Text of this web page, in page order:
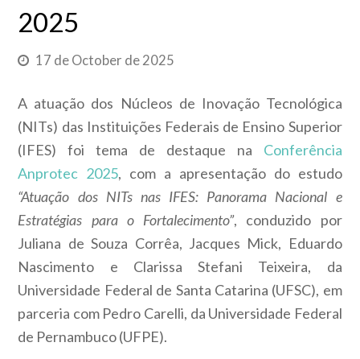
2025
17 de October de 2025
A atuação dos Núcleos de Inovação Tecnológica
(NITs) das Instituições Federais de Ensino Superior
(IFES) foi tema de destaque na Conferência
Anprotec 2025, com a apresentação do estudo
“Atuação dos NITs nas IFES: Panorama Nacional e
Estratégias para o Fortalecimento”, conduzido por
Juliana de Souza Corrêa, Jacques Mick, Eduardo
Nascimento e Clarissa Stefani Teixeira, da
Universidade Federal de Santa Catarina (UFSC), em
parceria com Pedro Carelli, da Universidade Federal
de Pernambuco (UFPE).